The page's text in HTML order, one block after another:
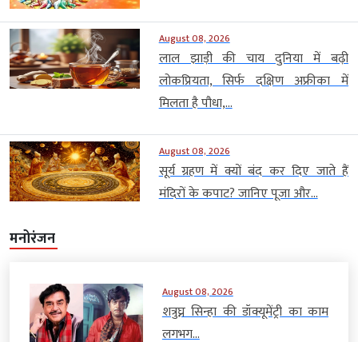
August 08, 2026
लाल झाड़ी की चाय दुनिया में बढ़ी
लोकप्रियता, सिर्फ दक्षिण अफ्रीका में
मिलता है पौधा,...
August 08, 2026
सूर्य ग्रहण में क्यों बंद कर दिए जाते हैं
मंदिरों के कपाट? जानिए पूजा और...
मनोरंजन
August 08, 2026
शत्रुघ्न सिन्हा की डॉक्यूमेंट्री का काम
लगभग...